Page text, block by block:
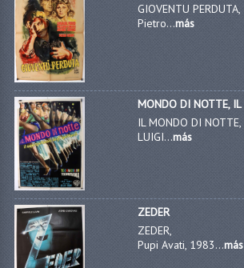
GIOVENTU PERDUTA,
Pietro...más
MONDO DI NOTTE, IL
IL MONDO DI NOTTE,
LUIGI...más
ZEDER
ZEDER,
Pupi Avati, 1983...más